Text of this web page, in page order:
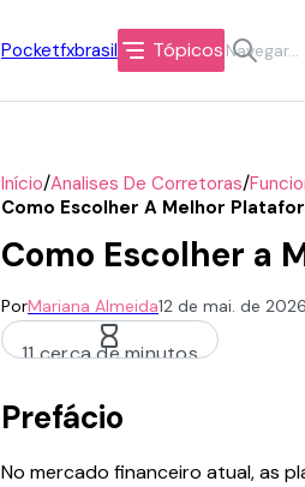
Pocketfxbrasil Tópicos
Início/Analises De Corretoras/
Como Escolher A Melhor
Como Escolher a
PorMariana Almeida12 de mai. de
11 cerca de minutos
Prefácio
No mercado financeiro atual, as